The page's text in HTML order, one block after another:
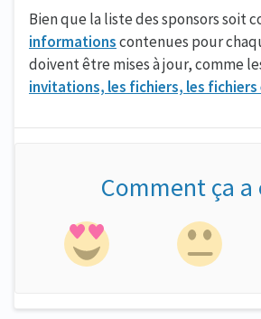
Bien que la liste des sponsors soit
informationscontenues pour
doivent être mises à jour, comme
invitations, les fichiers, les
Comment ça a